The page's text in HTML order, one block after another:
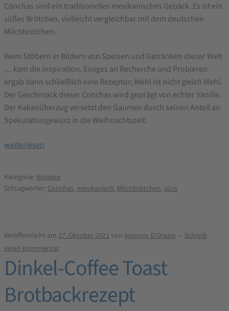
Conchas sind ein traditionelles mexikanisches Gebäck. Es ist ein
süßes Brötchen, vielleicht vergleichbar mit dem deutschen
Milchbrötchen.
Beim Stöbern in Bildern von Speisen und Getränken dieser Welt
… kam die Inspiration. Einiges an Recherche und Probieren
ergab dann schließlich eine Rezeptur; Mehl ist nicht gleich Mehl.
Der Geschmack dieser Conchas wird geprägt von echter Vanille.
Der Kakaoüberzug versetzt den Gaumen durch seinen Anteil an
Spekulatiusgewürz in die Weihnachtszeit.
Conchas
weiterlesen
Kategorie: Rezepte
Schlagwörter: Conchas,mexikanisch,Milchbrötchen,süss
Veröffentlicht am 27. Oktober 2021von Antonio D'Orazio — Schreib
einen Kommentar
Dinkel-Coffee Toast
Brotbackrezept